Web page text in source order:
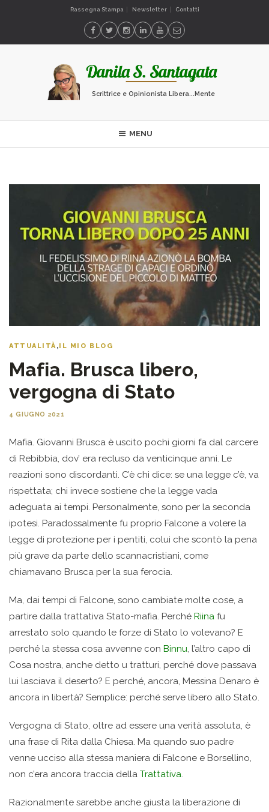
Rassegna Stampa Newsletter Contatti
Scrittrice e Opinionista Libera...Mente
MENU
ATTUALITÀ,IL MIO BLOG
Mafia. Brusca libero,
vergogna di Stato
4 GIUGNO 2021
Mafia. Giovanni Brusca è uscito pochi giorni fa dal carcere
di Rebibbia, dov’ era recluso da venticinque anni. Le
reazioni sono discordanti. C’è chi dice: se una legge c’è, va
rispettata; chi invece sostiene che la legge vada
adeguata ai tempi. Personalmente, sono per la seconda
ipotesi. Paradossalmente fu proprio Falcone a volere la
legge di protezione per i pentiti, colui che scontò la pena
più grave da parte dello scannacristiani, come
chiamavano Brusca per la sua ferocia.
Ma, dai tempi di Falcone, sono cambiate molte cose, a
partire dalla trattativa Stato-mafia. Perché Riina fu
arrestato solo quando le forze di Stato lo volevano? E
perché la stessa cosa avvenne con Binnu, l’altro capo di
Cosa nostra, anche detto u tratturi, perché dove passava
lui lasciava il deserto? E perché, ancora, Messina Denaro è
ancora in libertà? Semplice: perché serve libero allo Stato.
Vergogna di Stato, oltre ad essere una verità assoluta, è
una frase di Rita dalla Chiesa. Ma quando suo padre
venne ucciso alla stessa maniera di Falcone e Borsellino,
non c’era ancora traccia della Trattativa.
Razionalmente sarebbe anche giusta la liberazione di